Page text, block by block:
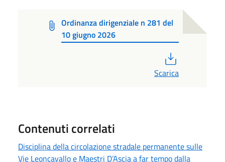
Ordinanza dirigenziale n 281 del
10 giugno 2026
Scarica
Contenuti correlati
Disciplina della circolazione stradale permanente sulle
Vie Leoncavallo e Maestri D’Ascia a far tempo dalla